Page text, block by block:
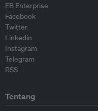
EB Enterprise
Facebook
Twitter
Linkedin
Instagram
Telegram
RSS
Tentang